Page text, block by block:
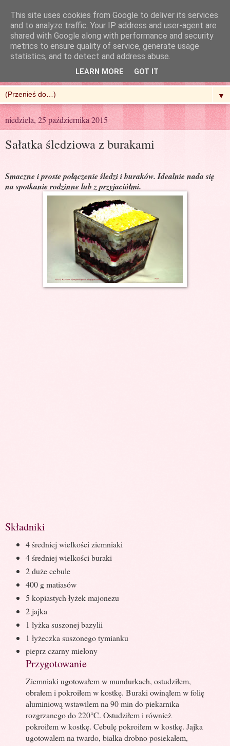
R'n'G Kitchen
▼
niedziela, 25 października 2015
Sałatka śledziowa z burakami
Smaczne i proste połączenie śledzi i buraków. Idealnie nada się
na spotkanie rodzinne lub z przyjaciółmi.
Składniki
4 średniej wielkości ziemniaki
4 średniej wielkości buraki
2 duże cebule
400 g matiasów
5 kopiastych łyżek majonezu
2 jajka
1 łyżka suszonej bazylii
1 łyżeczka suszonego tymianku
pieprz czarny mielony
Przygotowanie
Ziemniaki ugotowałem w mundurkach, ostudziłem,
obrałem i pokroiłem w kostkę. Buraki owinąłem w folię
aluminiową wstawiłem na 90 min do piekarnika
rozgrzanego do 220°C. Ostudziłem i również
pokroiłem w kostkę. Cebulę pokroiłem w kostkę. Jajka
ugotowałem na twardo, białka drobno posiekałem,
This site uses cookies from Google to deliver its services
and to analyze traffic. Your IP address and user-agent are
shared with Google along with performance and security
metrics to ensure quality of service, generate usage
statistics, and to detect and address abuse.
LEARN MORE GOT IT